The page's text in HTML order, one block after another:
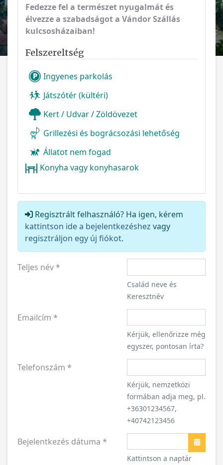
Fedezze fel a természet nyugalmát és
élvezze a szabadságot a Vándor Szállás
kulcsosházaiban!
Felszereltség
Ingyenes parkolás
Játszótér (kültéri)
Kert / Udvar / Zöldövezet
Grillezési és bográcsozási lehetőség
Állatot nem fogad
Konyha vagy konyhasarok
Regisztrált felhasználó? Ha igen, kérem
kattintson ide a bejelentkezéshez vagy
regisztráljon egy új fiókot.
Teljes név*
Család neve és
Keresztnév
Emailcím *
Kérjük, ellenőrizze még
egyszer, pontosan írta?
Telefonszám *
Kérjük, nemzetközi
formában adja meg, pl.
+36301234567,
+40742123456
Bejelentkezés dátuma *
Naptár
Kattintson a naptár